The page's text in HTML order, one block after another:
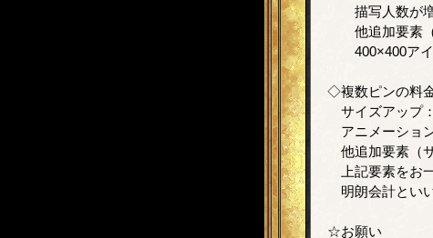
描写人数が増
他追加要素
400×400アイ
◇複数ピンの料
サイズアップ
アニメーショ
他追加要素（
上記要素をお
明朗会計とい
☆お願い